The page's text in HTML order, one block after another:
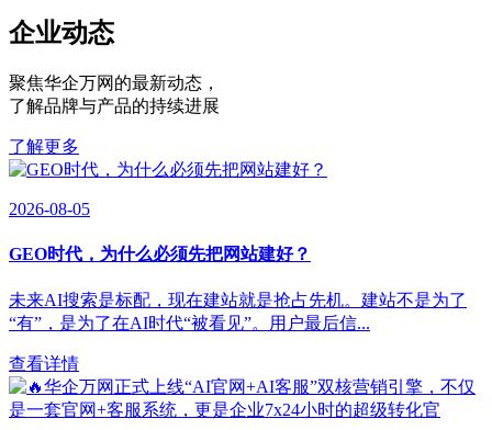
企业动态
聚焦华企万网的最新动态 ，
了解品牌与产品的持续进展
了解更多
2026-08-05
GEO时代，为什么必须先把网站建好？
未来AI搜索是标配，现在建站就是抢占先机。建站不是为了
“有”，是为了在AI时代“被看见”。用户最后信...
查看详情